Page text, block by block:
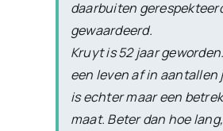
daarbuiten
gewaardeerd.
Kruyt is 52 jaar
een leven af in aantallen
is echter maar een
maat. Beter dan hoe